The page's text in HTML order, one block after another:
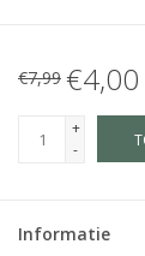
€7,99 €4,00
+
-
Informatie